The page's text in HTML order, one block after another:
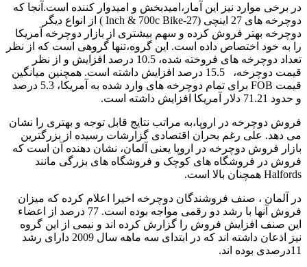
در برخی موارد نیز این آمار،امیدبخش و امیدوار کننده است.آنجا که
دوچرخه های 27 اینچی (27-Inch & 700c Bike ) از انواع دیگر
دوچرخه بهتر فروش کرده و سهم بیشتری از بازار دوچرخه آمریکا
را به خود اختصاص داده است. این گروه،تنها گروهی است که از نظر
تعداد دوچرخه های فروخته شده، 10.5 درصد افزایش و از نظر
قیمت دوچرخه، 15.5 درصد افزایش داشته است. همچنین میانگین
قیمت FOB برای تمام دوچرخه های وارد شده به آمریکا، 5.3 درصد
و حدود 71.21 دلار آمریکا افزایش داشته است.
فروش دوچرخه در اروپا،به مراتب نتایج قابل توجه و بهتری را نشان
می دهد. علی رغم بحران اقتصادی گزارشات رسیده از بزرگترین
بازار فروش دوچرخه در اروپا یعنی آلمان، نشان دهنده آن است که
فروش در فروشگاه های کوچک و فروشگاه های بزرگی مانند
Halfords همچنان بالا است.
در آلمان ، صنف فروشندگان دوچرخه اخیرا اعلام کرده که میزان
فروش آنها با رشد دو رقمی مواجه بوده است. 77 درصد از اعضاء
این صنف افزایش فروش را گزارش کرده اند و نیمی از این گروه
نیز اذعان داشته اند که در ابتدای سه ماهه سال 2009 دارای رشد
11درصدی بوده اند.